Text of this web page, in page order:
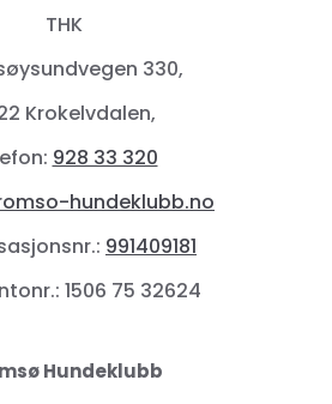
THK
330,
Krokelvdalen,
928 33 320
hundeklubb.no
991409181
1506 75 32624
Hundeklubb